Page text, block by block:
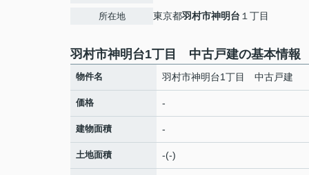
所在地 東京都羽村市神明台 １丁目
羽村市神明台1丁目 中古戸建の基本情報
物件名 羽村市神明台1丁目 中古戸建
価格 -
建物面積 -
土地面積 -(-)